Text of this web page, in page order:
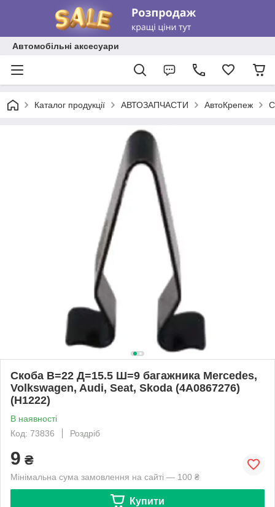
Автомобільні аксесуари
Каталог продукції АВТОЗАПЧАСТИ АвтоКрепеж
Скоба В=22 Д=15.5 Ш=9 багажника Mercedes,
Volkswagen, Audi, Seat, Skoda (4A0867276)
(H1222)
В наявності
Код: 73836
Роздріб
9 ₴
Мінімальна сума замовлення на сайті — 100 ₴
Купити